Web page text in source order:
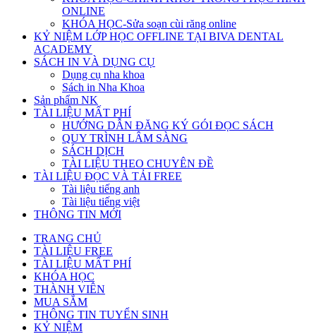
ONLINE
KHÓA HỌC-Sửa soạn cùi răng online
KỶ NIỆM LỚP HỌC OFFLINE TẠI BIVA DENTAL
ACADEMY
SÁCH IN VÀ DỤNG CỤ
Dụng cụ nha khoa
Sách in Nha Khoa
Sản phẩm NK
TÀI LIỆU MẤT PHÍ
HƯỚNG DẪN ĐĂNG KÝ GÓI ĐỌC SÁCH
QUY TRÌNH LÂM SÀNG
SÁCH DỊCH
TÀI LIỆU THEO CHUYÊN ĐỀ
TÀI LIỆU ĐỌC VÀ TẢI FREE
Tài liệu tiếng anh
Tài liệu tiếng việt
THÔNG TIN MỚI
TRANG CHỦ
TÀI LIỆU FREE
TÀI LIỆU MẤT PHÍ
KHÓA HỌC
THÀNH VIÊN
MUA SẮM
THÔNG TIN TUYỂN SINH
KỶ NIỆM